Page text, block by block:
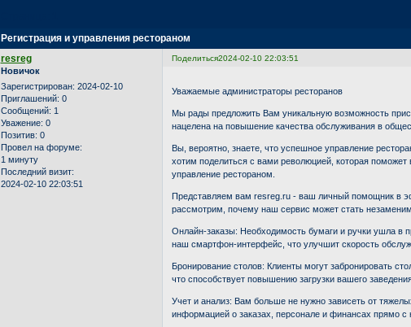
Регистрация и управления рестораном
Поделиться2024-02-10 22:03:51
resreg
Новичок
Зарегистрирован: 2024-02-10
Приглашений: 0
Сообщений: 1
Уважение: 0
Позитив: 0
Провел на форуме:
1 минуту
Последний визит:
2024-02-10 22:03:51
Уважаемые администраторы ресторанов
Мы рады предложить Вам уникальную возможность
нацелена на повышение качества обслуживания в
Вы, вероятно, знаете, что успешное управление
хотим поделиться с вами революцией, которая
управление рестораном.
Представляем вам resreg.ru - ваш личный помощник в
рассмотрим, почему наш сервис может стать
Онлайн-заказы: Необходимость бумаги и ручки ушла в
наш смартфон-интерфейс, что улучшит скорость
Бронирование столов: Клиенты могут забронировать
что способствует повышению загрузки вашего
Учет и анализ: Вам больше не нужно зависеть от
информацией о заказах, персонале и финансах прямо с